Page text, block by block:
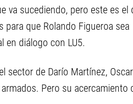
va sucediendo, pero este es el
que Rolando Figueroa sea
en diálogo con LU5.
sector de Darío Martínez,
Pero su acercamiento